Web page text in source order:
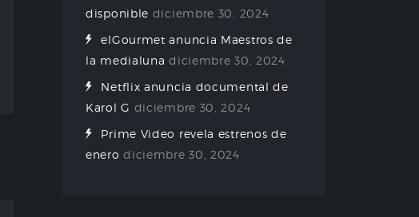
disponible diciembre 30, 2024
elGourmet anuncia Maestros de
la medialuna diciembre 30, 2024
Netflix anuncia documental de
Karol G diciembre 30, 2024
Prime Video revela estrenos de
enero diciembre 30, 2024